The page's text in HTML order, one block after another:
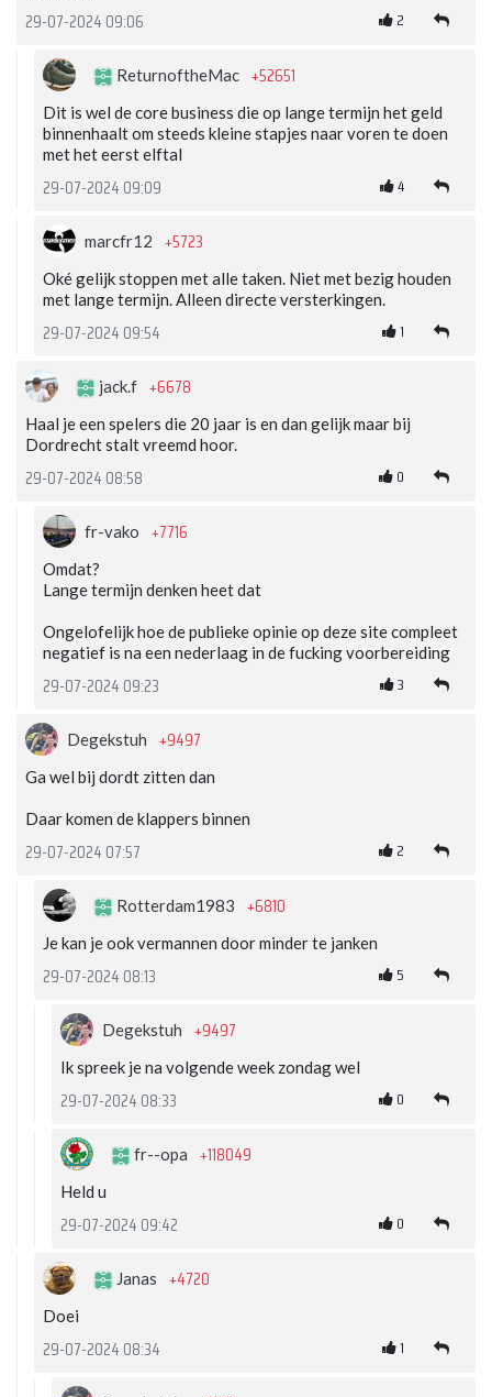
29-07-2024 09:06 2
ReturnoftheMac +52651
Dit is wel de core business die op lange termijn het geld
binnenhaalt om steeds kleine stapjes naar voren te doen
met het eerst elftal
29-07-2024 09:09 4
marcfr12 +5723
Oké gelijk stoppen met alle taken. Niet met bezig houden
met lange termijn. Alleen directe versterkingen.
29-07-2024 09:54 1
jack.f +6678
Haal je een spelers die 20 jaar is en dan gelijk maar bij
Dordrecht stalt vreemd hoor.
29-07-2024 08:58 0
fr-vako +7716
Omdat?
Lange termijn denken heet dat
Ongelofelijk hoe de publieke opinie op deze site compleet
negatief is na een nederlaag in de fucking voorbereiding
29-07-2024 09:23 3
Degekstuh +9497
Ga wel bij dordt zitten dan
Daar komen de klappers binnen
29-07-2024 07:57 2
Rotterdam1983 +6810
Je kan je ook vermannen door minder te janken
29-07-2024 08:13 5
Degekstuh +9497
Ik spreek je na volgende week zondag wel
29-07-2024 08:33 0
fr--opa +118049
Held u
29-07-2024 09:42 0
Janas +4720
Doei
29-07-2024 08:34 1